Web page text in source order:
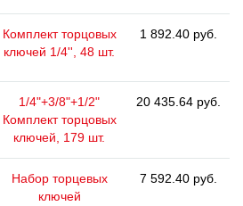
Комплект торцовых
ключей 1/4'', 48 шт.
1 892.40 руб.
1/4"+3/8"+1/2"
Комплект торцовых
ключей, 179 шт.
20 435.64 руб.
Набор торцевых
ключей
7 592.40 руб.